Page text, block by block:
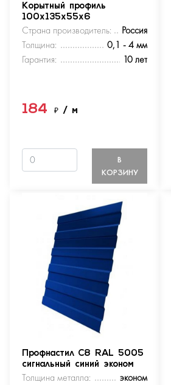
Корытный профиль
100х135х55х6
Страна производитель:
Россия
Толщина:
0,1 - 4 мм
Гарантия:
10 лет
184₽/ м
В
КОРЗИНУ
Профнастил С8 RAL 5005
сигнальный синий эконом
Толщина металла:
эконом